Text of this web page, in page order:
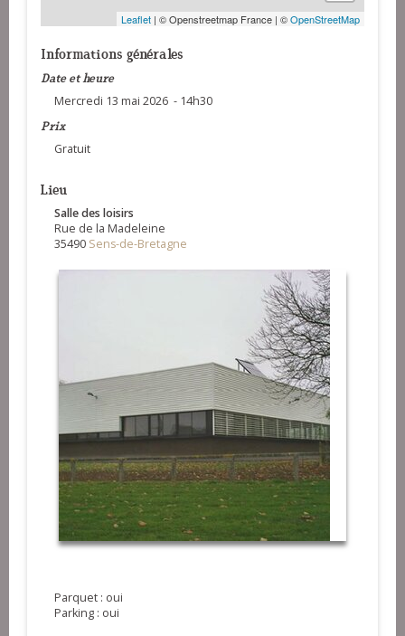
Leaflet | © Openstreetmap France | ©OpenStreetMap
Informations générales
Date et heure
Mercredi 13 mai 2026 - 14h30
Prix
Gratuit
Lieu
Salle des loisirs
Rue de la Madeleine
35490 Sens-de-Bretagne
Parquet : oui
Parking : oui